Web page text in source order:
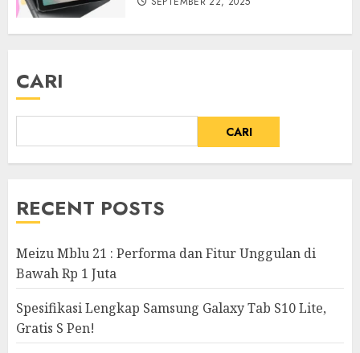
CARI
CARI
RECENT POSTS
Meizu Mblu 21 : Performa dan Fitur Unggulan di
Bawah Rp 1 Juta
Spesifikasi Lengkap Samsung Galaxy Tab S10 Lite,
Gratis S Pen!